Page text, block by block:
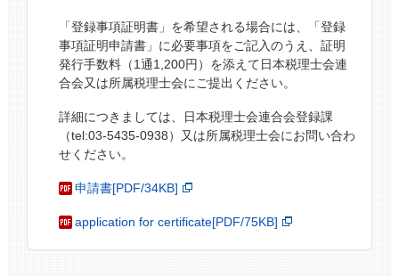
「登録事項証明書」を希望される場合には、「登録
事項証明申請書」に必要事項をご記入のうえ、証明
発行手数料（1通1,200円）を添えて日本税理士会連
合会又は所属税理士会にご提出ください。
詳細につきましては、日本税理士会連合会登録課
（tel:03-5435-0938）又は所属税理士会にお問い合わ
せください。
申請書[PDF/34KB]
application for certificate[PDF/75KB]